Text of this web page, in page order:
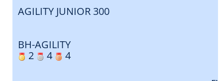
AGILITY JUNIOR 300
BH-AGILITY
2
4 4